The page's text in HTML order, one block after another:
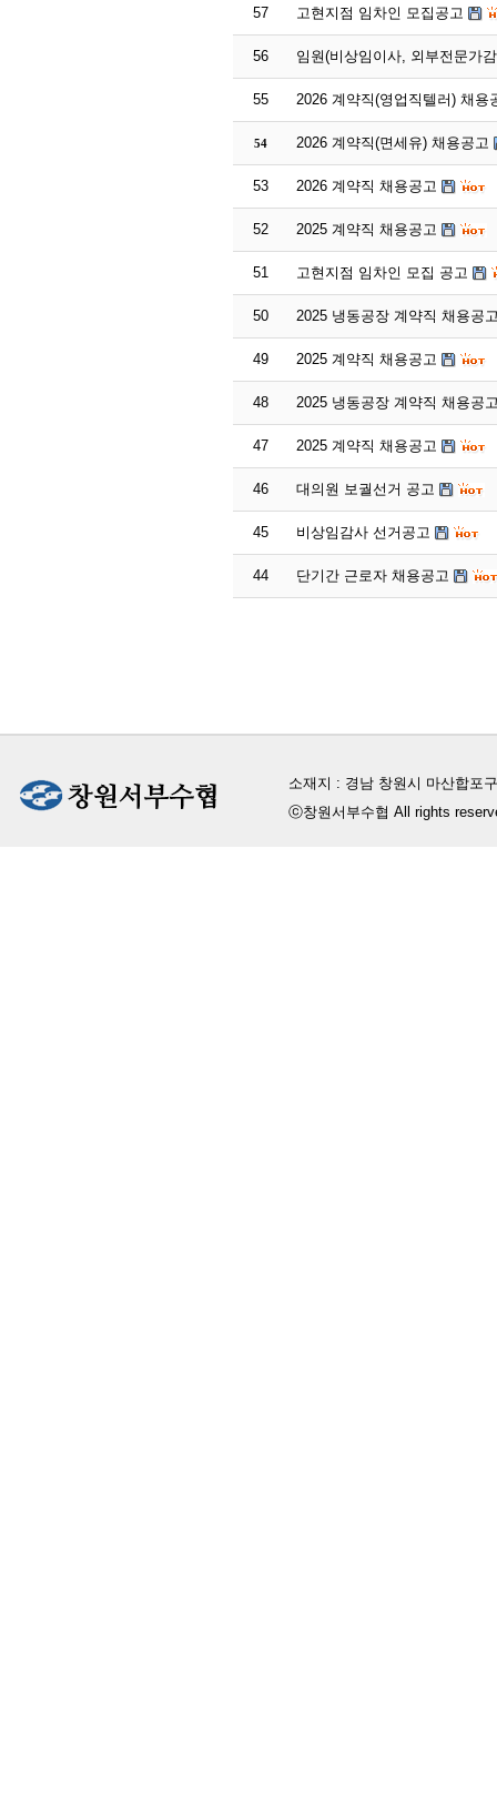
57 고현지점 임차인 모집공고
56 임원(비상임이사, 외부전문가
55 2026 계약직(영업직텔러) 채용
54 2026 계약직(면세유) 채용공고
53 2026 계약직 채용공고
52 2025 계약직 채용공고
51 고현지점 임차인 모집 공고
50 2025 냉동공장 계약직 채용공
49 2025 계약직 채용공고
48 2025 냉동공장 계약직 채용공
47 2025 계약직 채용공고
46 대의원 보궐선거 공고
45 비상임감사 선거공고
44 단기간 근로자 채용공고
소재지 : 경남 창원시 마산합포
ⓒ창원서부수협 All rights